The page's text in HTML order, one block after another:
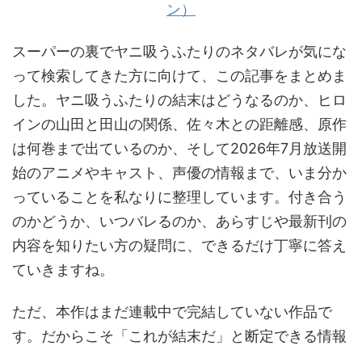
ン）
スーパーの裏でヤニ吸うふたりのネタバレが気にな
って検索してきた方に向けて、この記事をまとめま
した。ヤニ吸うふたりの結末はどうなるのか、ヒロ
インの山田と田山の関係、佐々木との距離感、原作
は何巻まで出ているのか、そして2026年7月放送開
始のアニメやキャスト、声優の情報まで、いま分か
っていることを私なりに整理しています。付き合う
のかどうか、いつバレるのか、あらすじや最新刊の
内容を知りたい方の疑問に、できるだけ丁寧に答え
ていきますね。
ただ、本作はまだ連載中で完結していない作品で
す。だからこそ「これが結末だ」と断定できる情報